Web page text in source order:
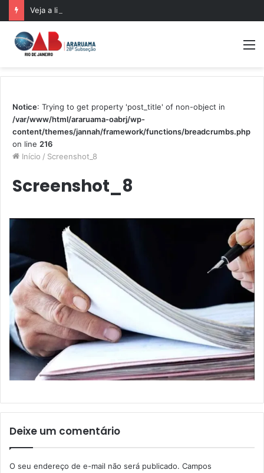
Notice: Trying to get property 'post_title' of non-object in
/var/www/html/araruama-oabrj/wp-
content/themes/jannah/framework/functions/breadcrumbs.php
on line 216
Início / Screenshot_8
Screenshot_8
Deixe um comentário
O seu endereço de e-mail não será publicado. Campos